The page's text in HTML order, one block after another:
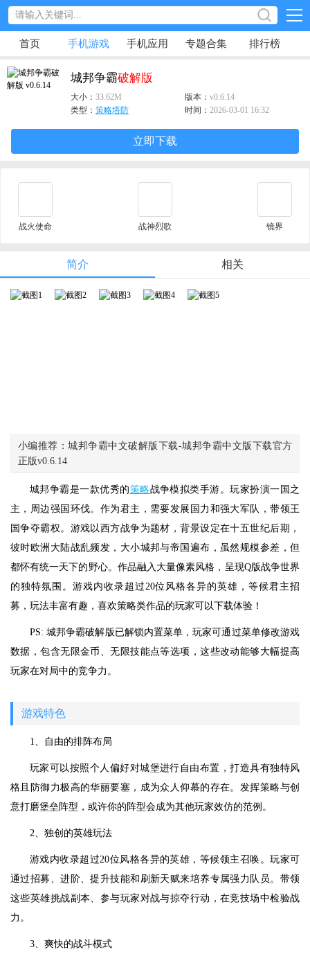
首页 手机游戏 手机应用 专题合集 排行榜
城邦争霸破解版
大小： 33.62M 版本： v0.6.14
类型： 策略塔防 时间： 2026-03-01 16:32
立即下载
战火使命 战神烈歌 镜界
简介 相关
小编推荐：城邦争霸中文破解版下载-城邦争霸中文版下载官方
正版v0.6.14
城邦争霸是一款优秀的策略战争模拟类手游。玩家扮演一国之
主，周边强国环伐。作为君主，需要发展国力和强大军队，带领王
国争夺霸权。游戏以西方战争为题材，背景设定在十五世纪后期，
彼时欧洲大陆战乱频发，大小城邦与帝国遍布，虽然规模参差，但
都怀有统一天下的野心。作品融入大量像素风格，呈现Q版战争世界
的独特氛围。游戏内收录超过20位风格各异的英雄，等候君主招
募，玩法丰富有趣，喜欢策略类作品的玩家可以下载体验！
PS: 城邦争霸破解版已解锁内置菜单，玩家可通过菜单修改游戏
数据，包含无限金币、无限技能点等选项，这些改动能够大幅提高
玩家在对局中的竞争力。
游戏特色
1、自由的排阵布局
玩家可以按照个人偏好对城堡进行自由布置，打造具有独特风
格且防御力极高的华丽要塞，成为众人仰慕的存在。发挥策略与创
意打磨堡垒阵型，或许你的阵型会成为其他玩家效仿的范例。
2、独创的英雄玩法
游戏内收录超过20位风格各异的英雄，等候领主召唤。玩家可
通过招募、进阶、提升技能和刷新天赋来培养专属强力队员。带领
这些英雄挑战副本、参与玩家对战与掠夺行动，在竞技场中检验战
力。
3、爽快的战斗模式